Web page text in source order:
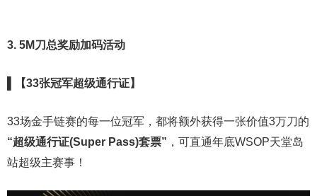
3. 5M刀总奖励加码活动
▌【33张冠军超级通行证】
33场金手链赛的每一位冠军，都将额外获得一张价值3万刀的
“超级通行证(Super Pass)套票” ，可直通年底WSOP天堂岛
站超级主赛事！